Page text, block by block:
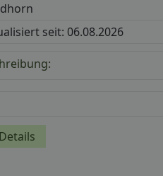
seit: 06.08.2026